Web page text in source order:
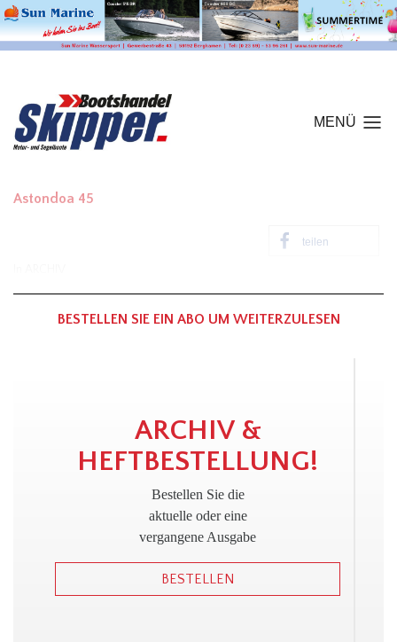
MENÜ
Astondoa 45
teilen
BESTELLEN SIE EIN ABO UM WEITERZULESEN
!
ARCHIV &
HEFTBESTELLUNG!
Bestellen Sie die
aktuelle oder eine
vergangene Ausgabe
BESTELLEN